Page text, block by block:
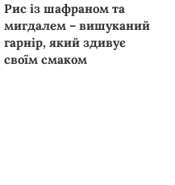
Рис із шафраном та
мигдалем – вишуканий
гарнір, який здивує
своїм смаком